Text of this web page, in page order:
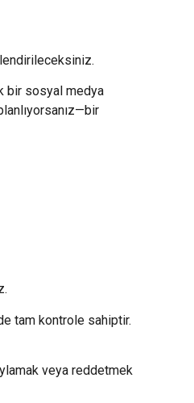
bir sosyal medya
tam kontrole sahiptir.
veya reddetmek